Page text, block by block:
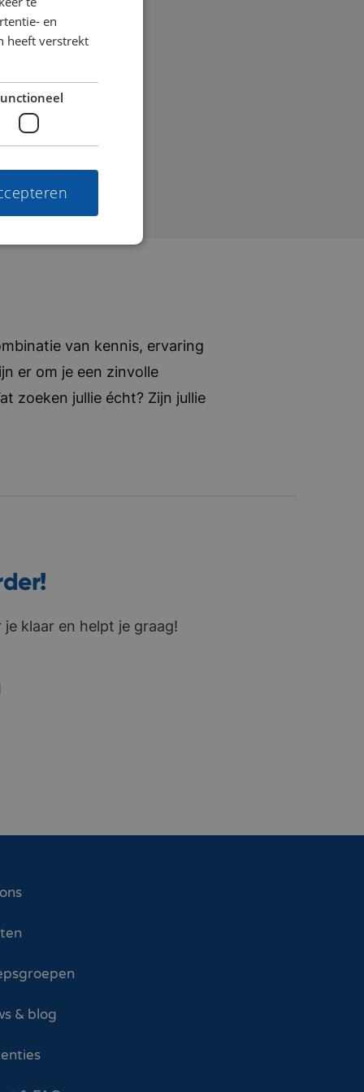
van kennis, ervaring
er om je een zinvolle
zoeken jullie écht? Zijn jullie
klaar en helpt je graag!
& blog
en
heeft verstrekt